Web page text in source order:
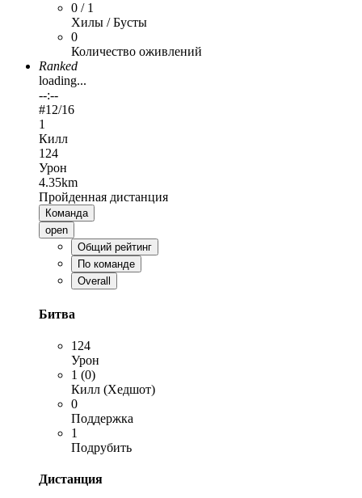
0 / 1
Хилы / Бусты
0
Количество оживлений
Ranked
loading...
--:--
#12/16
1
Килл
124
Урон
4.35km
Пройденная дистанция
Команда
open
Общий рейтинг
По команде
Overall
Битва
124
Урон
1 (0)
Килл (Хедшот)
0
Поддержка
1
Подрубить
Дистанция